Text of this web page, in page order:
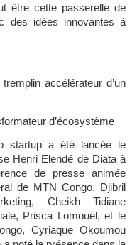
être cette passerelle de
des idées innovantes à
accélérateur d’un
d’écosystème
startup a été lancée le
Henri Elendé de Diata à
de presse animée
de MTN Congo, Djibril
Cheikh Tidiane
Prisca Lomouel, et le
Cyriaque Okoumou